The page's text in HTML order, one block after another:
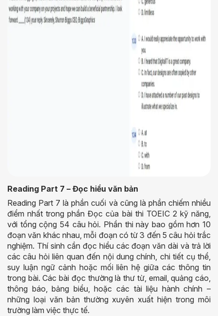
Reading Part 7 – Đọc hiểu văn bản
Reading Part 7 là phần cuối và cũng là phần chiếm nhiều
điểm nhất trong phần Đọc của bài thi TOEIC 2 kỹ năng,
với tổng cộng 54 câu hỏi. Phần thi này bao gồm hơn 10
đoạn văn khác nhau, mỗi đoạn có từ 3 đến 5 câu hỏi trắc
nghiệm. Thí sinh cần đọc hiểu các đoạn văn dài và trả lời
các câu hỏi liên quan đến nội dung chính, chi tiết cụ thể,
suy luận ngữ cảnh hoặc mối liên hệ giữa các thông tin
trong bài. Các bài đọc thường là thư từ, email, quảng cáo,
thông báo, bảng biểu, hoặc các tài liệu hành chính –
những loại văn bản thường xuyên xuất hiện trong môi
trường làm việc thực tế.